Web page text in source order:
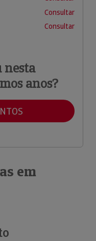
Consultar
Consultar
nesta
anos?
em